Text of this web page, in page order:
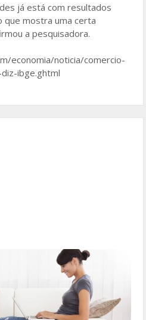
já está com resultados
que mostra uma certa
a pesquisadora.
economia/noticia/comercio-
ibge.ghtml